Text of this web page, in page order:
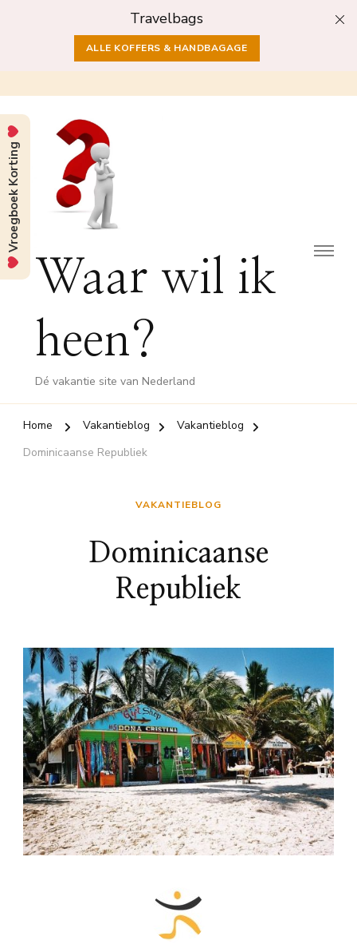
Travelbags
ALLE KOFFERS & HANDBAGAGE
Waar wil ik
heen?
Dé vakantie site van Nederland
Home Vakantieblog
Vakantieblog
Dominicaanse Republiek
VAKANTIEBLOG
Dominicaanse
Republiek
Vroegboek Korting